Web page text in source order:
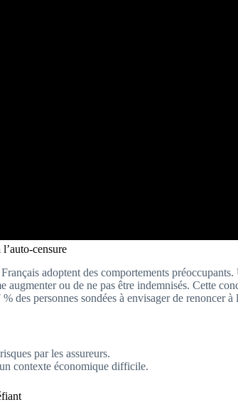
censure
adoptent des comportements
ou de ne pas être indemnisés. Cette
des personnes sondées à envisager de renoncer à
par les assureurs.
contexte économique difficile.